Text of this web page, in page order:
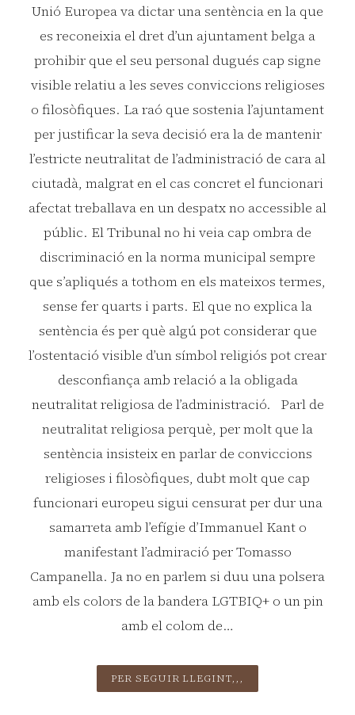
Unió Europea va dictar una sentència en la que
es reconeixia el dret d’un ajuntament belga a
prohibir que el seu personal dugués cap signe
visible relatiu a les seves conviccions religioses
o filosòfiques. La raó que sostenia l’ajuntament
per justificar la seva decisió era la de mantenir
l’estricte neutralitat de l’administració de cara al
ciutadà, malgrat en el cas concret el funcionari
afectat treballava en un despatx no accessible al
públic. El Tribunal no hi veia cap ombra de
discriminació en la norma municipal sempre
que s’apliqués a tothom en els mateixos termes,
sense fer quarts i parts. El que no explica la
sentència és per què algú pot considerar que
l’ostentació visible d’un símbol religiós pot crear
desconfiança amb relació a la obligada
neutralitat religiosa de l’administració. Parl de
neutralitat religiosa perquè, per molt que la
sentència insisteix en parlar de conviccions
religioses i filosòfiques, dubt molt que cap
funcionari europeu sigui censurat per dur una
samarreta amb l’efígie d’Immanuel Kant o
manifestant l’admiració per Tomasso
Campanella. Ja no en parlem si duu una polsera
amb els colors de la bandera LGTBIQ+ o un pin
amb el colom de…
PER SEGUIR LLEGINT,,,
NEUTRALITAT